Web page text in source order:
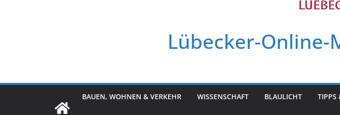
Lübecker-Online-
BAUEN, WOHNEN & VERKEHR WISSENSCHAFT BLAULICHT TIPPS